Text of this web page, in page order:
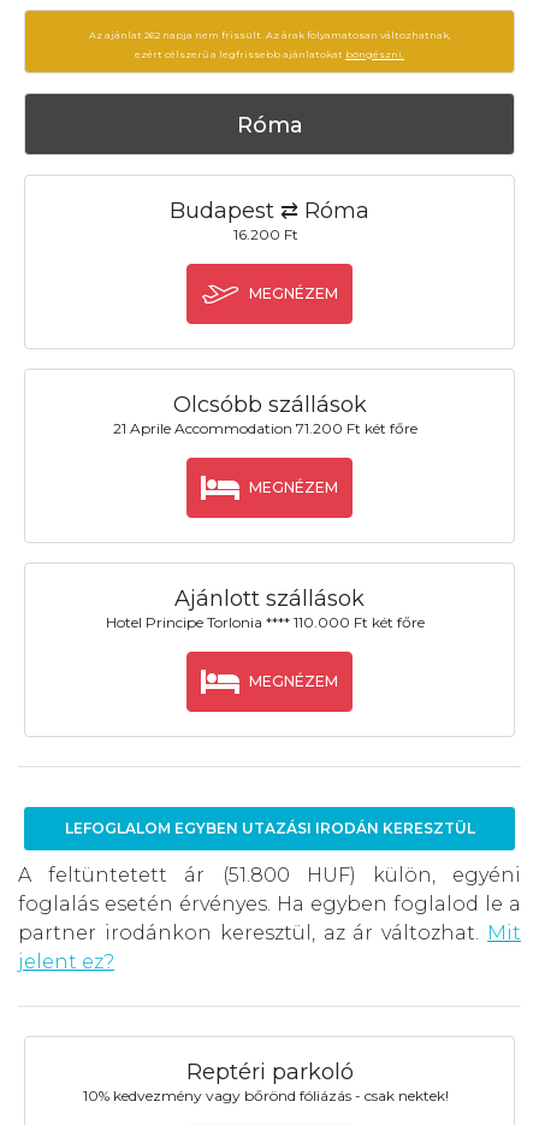
Az ajánlat 262 napja nem frissült. Az árak folyamatosan változhatnak,
ezért célszerű a legfrissebb ajánlatokat böngészni.
Róma
Budapest ⇄ Róma
16.200 Ft
MEGNÉZEM
Olcsóbb szállások
21 Aprile Accommodation 71.200 Ft két főre
MEGNÉZEM
Ajánlott szállások
Hotel Principe Torlonia **** 110.000 Ft két főre
MEGNÉZEM
LEFOGLALOM EGYBEN UTAZÁSI IRODÁN KERESZTÜL
A feltüntetett ár (51.800 HUF) külön, egyéni
foglalás esetén érvényes. Ha egyben foglalod le a
partner irodánkon keresztül, az ár változhat. Mit
jelent ez?
Reptéri parkoló
10% kedvezmény vagy bőrönd fóliázás - csak nektek!